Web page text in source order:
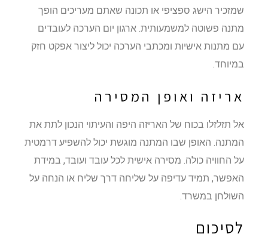
שמזכיר הישג ספציפי או תכונה שאתם מעריכים הופך
מתנה פשוטה למשמעותית. ארגון יום הערכה לעובדים
עם מתנות אישיות ומכתבי הערכה יכול ליצור אפקט חזק
במיוחד.
אריזה ואופן המסירה
אל תזלזלו בכוח של האריזה היפה והעיתוי הנכון לתת את
המתנה. האופן שבו המתנה מוגשת יכול להשפיע דרמטית
על החוויה כולה. מסירה אישית לכל עובד ועובד, במידת
האפשר, תמיד עדיפה על שליחה דרך שליח או הנחה על
השולחן במשרד.
לסיכום